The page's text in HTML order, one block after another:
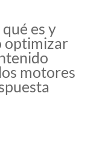
es y
optimizar
motores